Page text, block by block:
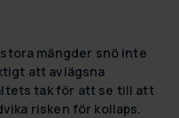
mängder snö inte
att avlägsna
tak för att se till att
risken för kollaps.